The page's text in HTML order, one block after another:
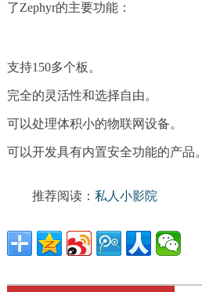
了Zephyr的主要功能：
支持150多个板。
完全的灵活性和选择自由。
可以处理体积小的物联网设备。
可以开发具有内置安全功能的产品。
推荐阅读： 私人小影院